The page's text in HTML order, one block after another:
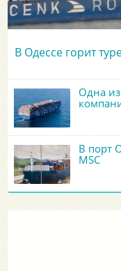
В Одессе горит
Одна
В порт
MSC